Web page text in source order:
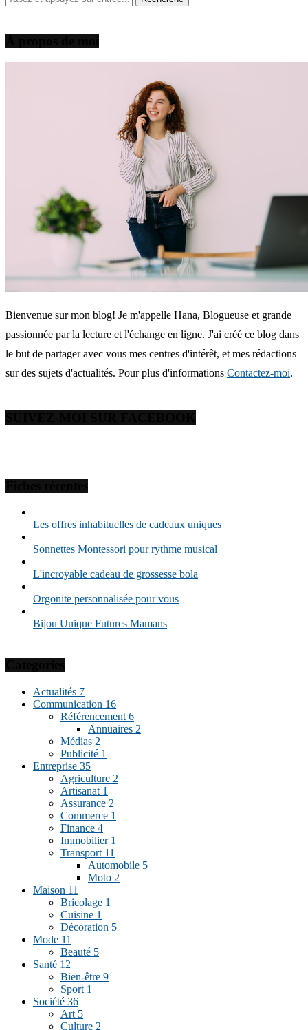
Bienvenue sur mon blog! Je m'appelle Hana, Blogueuse et grande
passionnée par la lecture et l'échange en ligne. J'ai créé ce blog dans
le but de partager avec vous mes centres d'intérêt, et mes rédactions
sur des sujets d'actualités. Pour plus d'informations Contactez-moi.
Les offres inhabituelles de cadeaux uniques
Sonnettes Montessori pour rythme musical
L'incroyable cadeau de grossesse bola
Orgonite personnalisée pour vous
Bijou Unique Futures Mamans
Actualités 7
Communication 16
Référencement 6
Annuaires 2
Médias 2
Publicité 1
Entreprise 35
Agriculture 2
Artisanat 1
Assurance 2
Commerce 1
Finance 4
Immobilier 1
Transport 11
Automobile 5
Moto 2
Maison 11
Bricolage 1
Cuisine 1
Décoration 5
Mode 11
Beauté 5
Santé 12
Bien-être 9
Sport 1
Société 36
Art 5
Culture 2